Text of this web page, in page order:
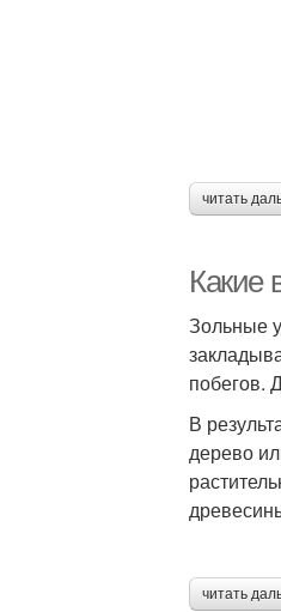
читать
Какие
Зольные
побегов.
В
дерево
читать